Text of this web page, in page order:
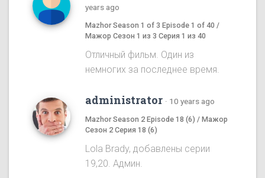
years ago
Mazhor Season 1 of 3 Episode 1 of 40 /
Мажор Сезон 1 из 3 Серия 1 из 40
Отличный фильм. Один из
немногих за последнее время.
administrator · 10 years ago
Mazhor Season 2 Episode 18 (6) / Мажор
Сезон 2 Серия 18 (6)
Lola Brady, добавлены серии
19,20. Админ.